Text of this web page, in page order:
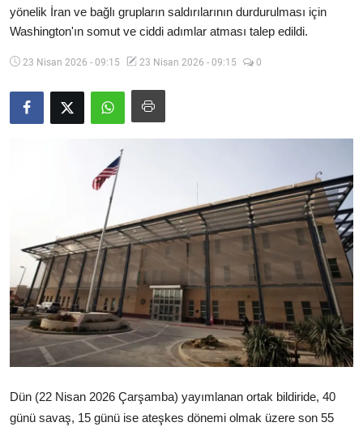
Analiz
Makaleler
Galeri
İletişim
Türkçe Kurdi
yönelik İran ve bağlı grupların saldırılarının durdurulması için
Washington'ın somut ve ciddi adımlar atması talep edildi.
23 Nisan 2026 - 09:15 23 Nisan 2026 - 09:15 0
Dün (22 Nisan 2026 Çarşamba) yayımlanan ortak bildiride, 40
günü savaş, 15 günü ise ateşkes dönemi olmak üzere son 55